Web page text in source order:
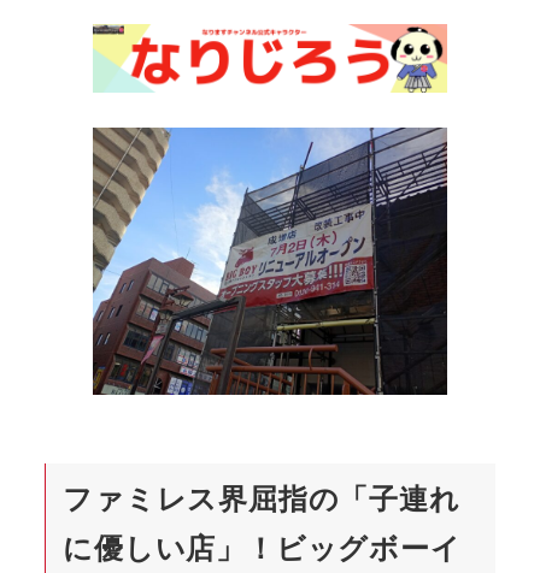
ファミレス界屈指の「子連れ
に優しい店」！ビッグボーイ